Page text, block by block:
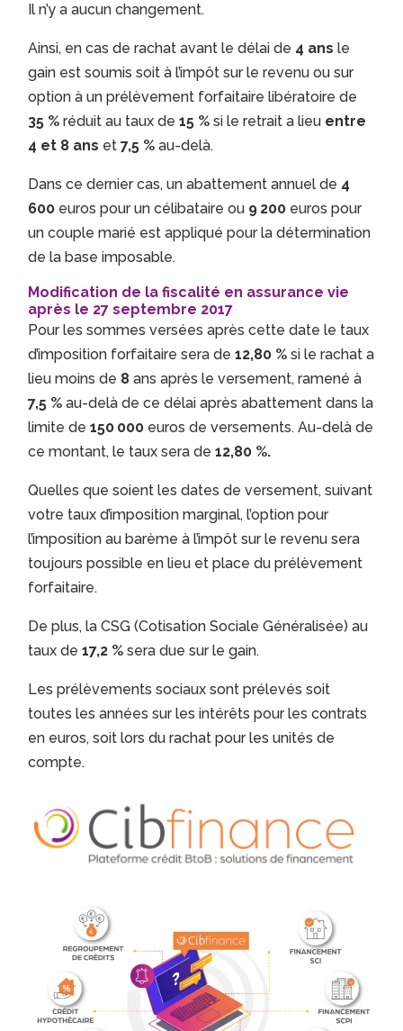
Il n’y a aucun changement.
Ainsi, en cas de rachat avant le délai de 4 ans le
gain est soumis soit à l’impôt sur le revenu ou sur
option à un prélèvement forfaitaire libératoire de
35 % réduit au taux de15 % si le retrait a lieu entre
4 et 8 ans et7,5 % au-delà.
Dans ce dernier cas, un abattement annuel de 4
600 euros pour un célibataire ou 9 200 euros pour
un couple marié est appliqué pour la détermination
de la base imposable.
Modification de la fiscalité en assurance vie
après le 27 septembre 2017
Pour les sommes versées après cette date le taux
d’imposition forfaitaire sera de12,80 % si le rachat a
lieu moins de 8 ans après le versement, ramené à
7,5 % au-delà de ce délai après abattement dans la
limite de150 000 euros de versements. Au-delà de
ce montant, le taux sera de12,80 %.
Quelles que soient les dates de versement, suivant
votre taux d’imposition marginal, l’option pour
l’imposition au barème à l’impôt sur le revenu sera
toujours possible en lieu et place du prélèvement
forfaitaire.
De plus, la CSG (Cotisation Sociale Généralisée) au
taux de17,2 % sera due sur le gain.
Les prélèvements sociaux sont prélevés soit
toutes les années sur les intérêts pour les contrats
en euros, soit lors du rachat pour les unités de
compte.